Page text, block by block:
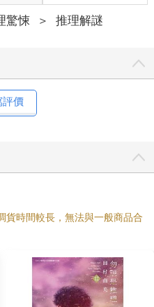
驚悚 ＞ 推理解謎
評價
時間較長，無法與一般商品合